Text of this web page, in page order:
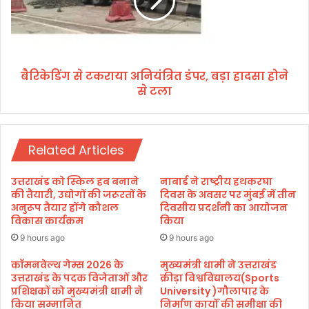
के
ने
बा
द
ई
को
र्ट
जा
गा
पं
चा
य
से
ट
त
डं
प
र
,
ब
ड़ा
द
सा
हो
ने
बैरिकेडिंग से टकराया अनियंत्रित डंपर, बड़ा हादसा होने
से टला
Related Articles
उत्तराखंड को स्किल हब बनाने
की तैयारी, उद्योगों की जरूरतों के
अनुरूप तैयार होंगे कौशल
विकास कार्यक्रम
9 hours ago
नाबार्ड ने राष्ट्रीय हथकरघा
दिवस के अवसर पर मुंबई में तीन
दिवसीय प्रदर्शनी का आयोजन
किया
9 hours ago
कॉमनवेल्थ गेम्स 2026 के
उत्तराखंड के पदक विजेताओं और
प्रशिक्षकों को मुख्यमंत्री धामी ने
किया सम्मानित
मुख्यमंत्री धामी ने उत्तराखंड
क्रीड़ा विश्वविद्यालय(Sports
University )गौलापार के
निर्माण कार्यों की समीक्षा की